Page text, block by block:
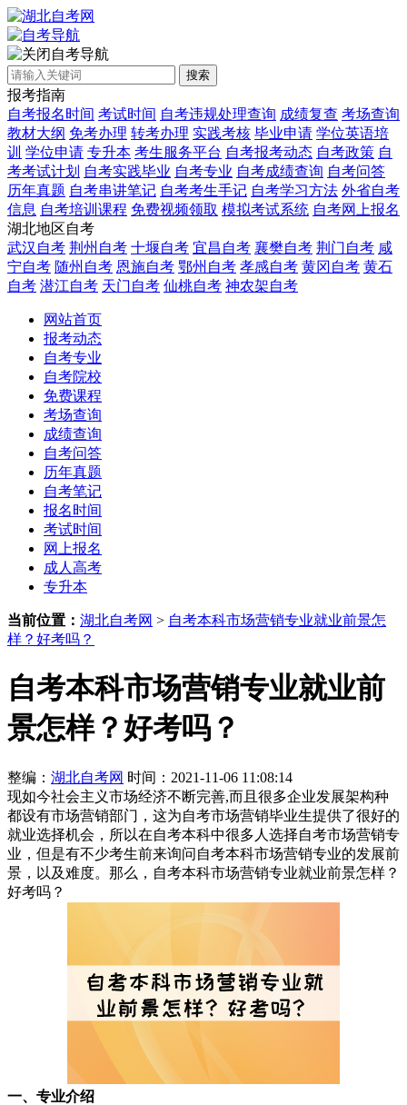
自考导航
搜索
报考指南
自考报名时间 考试时间 自考违规处理查询 成绩复查 考场查询
教材大纲 免考办理 转考办理 实践考核 毕业申请 学位英语培
训 学位申请 专升本 考生服务平台 自考报考动态 自考政策 自
考考试计划 自考实践毕业 自考专业 自考成绩查询 自考问答
历年真题 自考串讲笔记 自考考生手记 自考学习方法 外省自考
信息 自考培训课程 免费视频领取 模拟考试系统 自考网上报名
湖北地区自考
武汉自考 荆州自考 十堰自考 宜昌自考 襄樊自考 荆门自考 咸
宁自考 随州自考 恩施自考 鄂州自考 孝感自考 黄冈自考 黄石
自考 潜江自考 天门自考 仙桃自考 神农架自考
网站首页
报考动态
自考专业
自考院校
免费课程
考场查询
成绩查询
自考问答
历年真题
自考笔记
报名时间
考试时间
网上报名
成人高考
专升本
当前位置： 湖北自考网 > 自考本科市场营销专业就业前景怎
样？好考吗？
自考本科市场营销专业就业前
景怎样？好考吗？
整编： 湖北自考网 时间：2021-11-06 11:08:14
现如今社会主义市场经济不断完善,而且很多企业发展架构种
都设有市场营销部门，这为自考市场营销毕业生提供了很好的
就业选择机会，所以在自考本科中很多人选择自考市场营销专
业，但是有不少考生前来询问自考本科市场营销专业的发展前
景，以及难度。那么，自考本科市场营销专业就业前景怎样？
好考吗？
一、专业介绍